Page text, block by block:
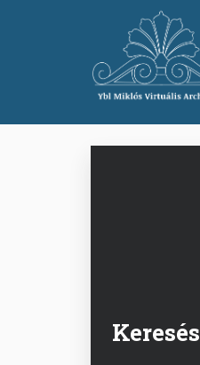
Keresés